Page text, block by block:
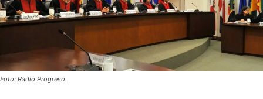
Foto: Radio Progreso.